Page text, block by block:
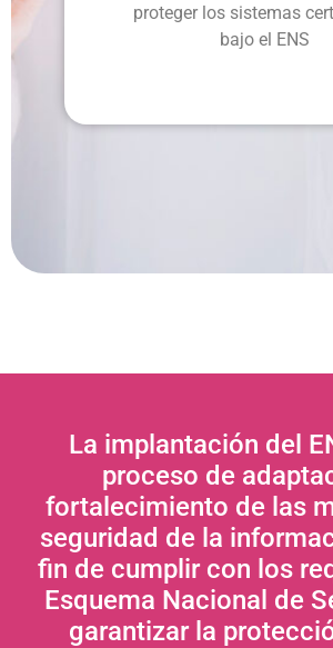
proteger los sistemas
bajo el ENS
La implantación del
proceso de
fortalecimiento de las
seguridad de la
fin de cumplir con los
Esquema Nacional de
garantizar la